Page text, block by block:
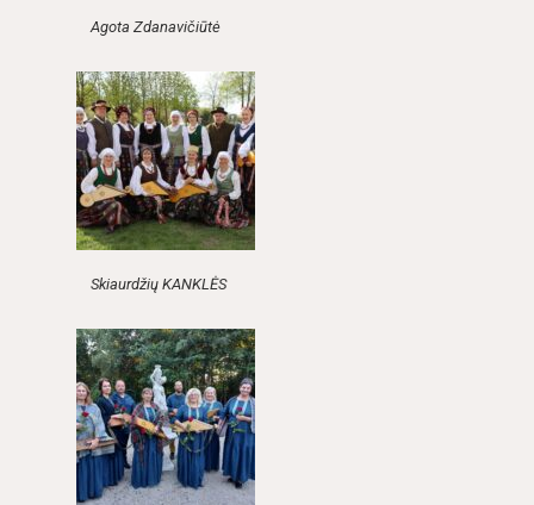
Agota Zdanavičiūtė
Skiaurdžių KANKLĖS